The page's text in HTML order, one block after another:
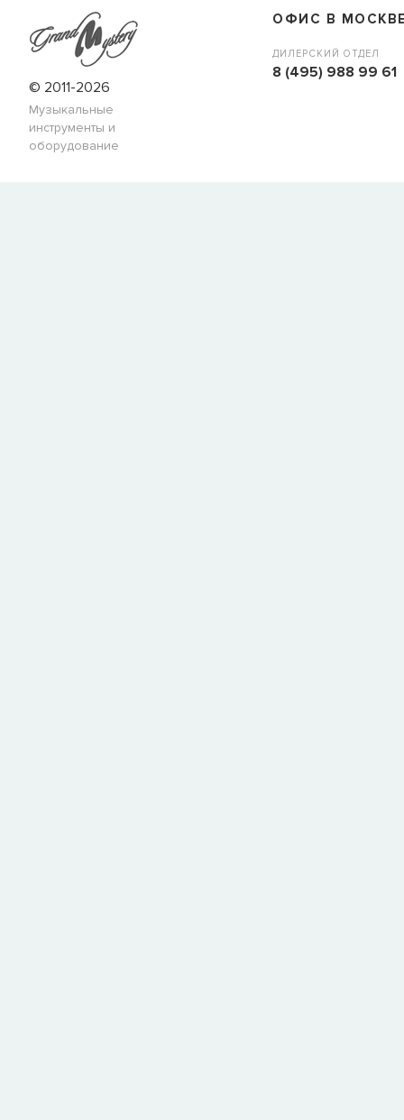
© 2011-2026
Музыкальные
инструменты и
оборудование
ОФИС В
ДИЛЕРСКИЙ ОТДЕЛ
8 (495) 988 99 61